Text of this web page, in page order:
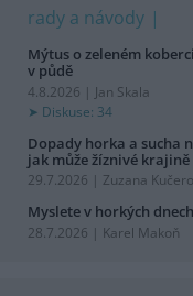
rady a návody
Mýtus o zeleném
v půdě
4.8.2026 | Jan Skala
Diskuse: 34
Dopady horka a sucha
jak může žíznivé
29.7.2026 | Zuzana
Myslete v horkých
28.7.2026 | Karel Makoň